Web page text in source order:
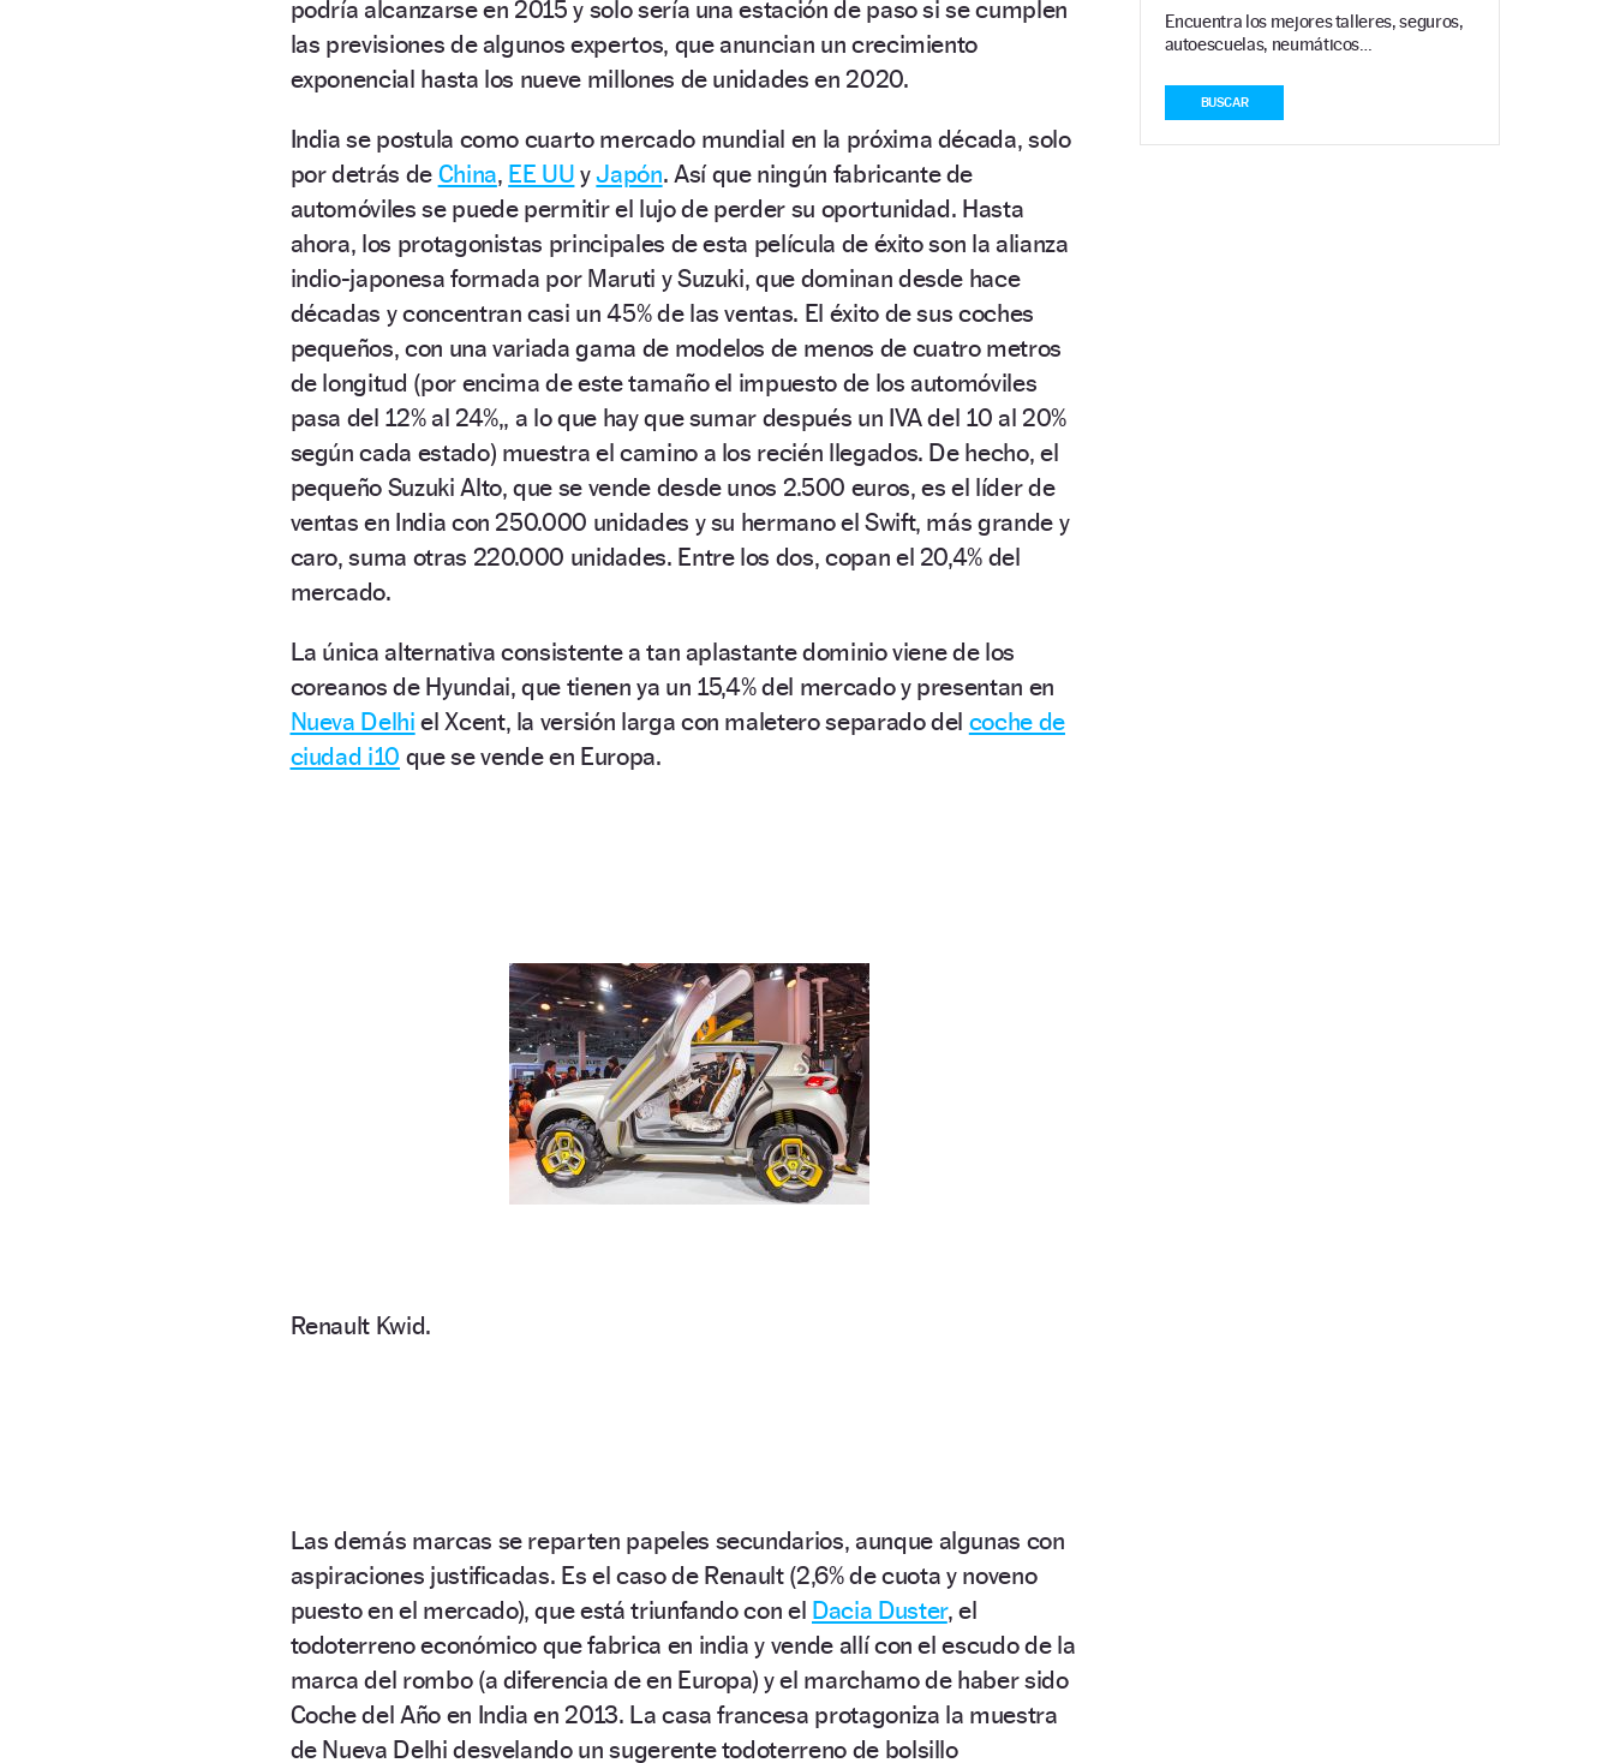
podría alcanzarse en 2015 y solo sería una estación de paso si se cumplen
las previsiones de algunos expertos, que anuncian un crecimiento
exponencial hasta los nueve millones de unidades en 2020.
India se postula como cuarto mercado mundial en la próxima década, solo
por detrás de China, EE UU yJapón. Así que ningún fabricante de
automóviles se puede permitir el lujo de perder su oportunidad. Hasta
ahora, los protagonistas principales de esta película de éxito son la alianza
indio-japonesa formada por Maruti y Suzuki, que dominan desde hace
décadas y concentran casi un 45% de las ventas. El éxito de sus coches
pequeños, con una variada gama de modelos de menos de cuatro metros
de longitud (por encima de este tamaño el impuesto de los automóviles
pasa del 12% al 24%,, a lo que hay que sumar después un IVA del 10 al 20%
según cada estado) muestra el camino a los recién llegados. De hecho, el
pequeño Suzuki Alto, que se vende desde unos 2.500 euros, es el líder de
ventas en India con 250.000 unidades y su hermano el Swift, más grande y
caro, suma otras 220.000 unidades. Entre los dos, copan el 20,4% del
mercado.
La única alternativa consistente a tan aplastante dominio viene de los
coreanos de Hyundai, que tienen ya un 15,4% del mercado y presentan en
Nueva Delhi el Xcent, la versión larga con maletero separado del coche de
ciudad i10 que se vende en Europa.
Renault Kwid.
Las demás marcas se reparten papeles secundarios, aunque algunas con
aspiraciones justificadas. Es el caso de Renault (2,6% de cuota y noveno
puesto en el mercado), que está triunfando con el Dacia Duster, el
todoterreno económico que fabrica en india y vende allí con el escudo de la
marca del rombo (a diferencia de en Europa) y el marchamo de haber sido
Coche del Año en India en 2013. La casa francesa protagoniza la muestra
de Nueva Delhi desvelando un sugerente todoterreno de bolsillo
Encuentra los mejores talleres, seguros,
autoescuelas, neumáticos…
BUSCAR